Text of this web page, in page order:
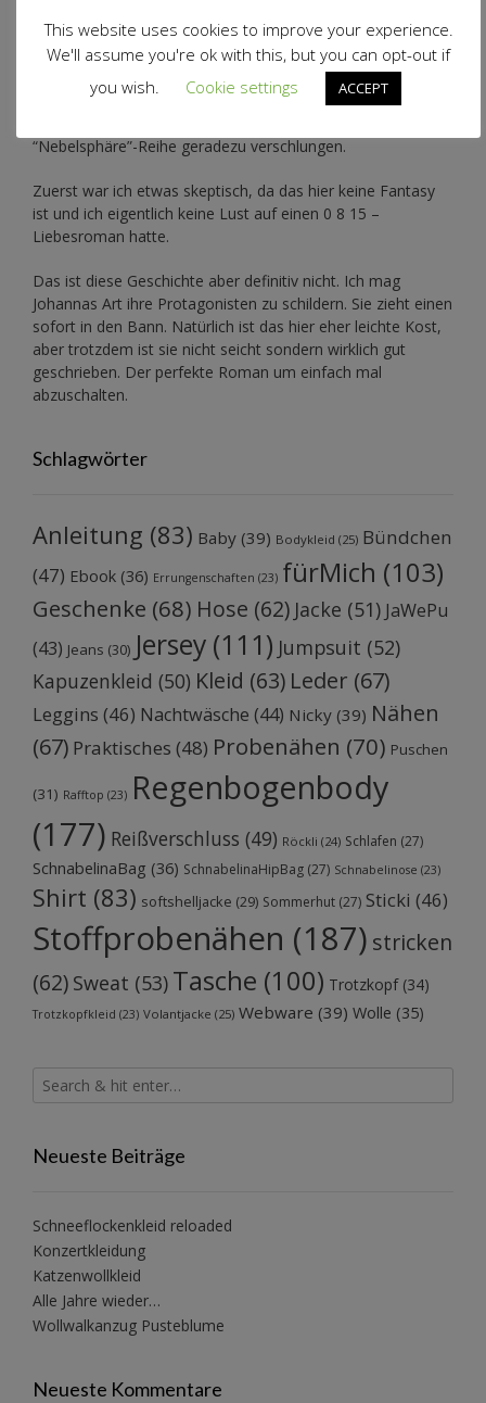
Genre: Liebesroman
“Nebelsphäre”-Reihe geradezu verschlungen.
Zuerst war ich etwas skeptisch, da das hier keine Fantasy
ist und ich eigentlich keine Lust auf einen 0 8 15 –
Liebesroman hatte.
Das ist diese Geschichte aber definitiv nicht. Ich mag
Johannas Art ihre Protagonisten zu schildern. Sie zieht einen
sofort in den Bann. Natürlich ist das hier eher leichte Kost,
aber trotzdem ist sie nicht seicht sondern wirklich gut
geschrieben. Der perfekte Roman um einfach mal
abzuschalten.
Schlagwörter
Anleitung (83) Baby (39) Bodykleid (25) Bündchen
(47) Ebook (36) Errungenschaften (23) fürMich (103)
Geschenke (68) Hose (62) Jacke (51) JaWePu
(43) Jeans (30) Jersey (111) Jumpsuit (52)
Kapuzenkleid (50) Kleid (63) Leder (67)
Leggins (46) Nachtwäsche (44) Nicky (39) Nähen
(67) Praktisches (48) Probenähen (70) Puschen
(31) Rafftop (23) Regenbogenbody
(177) Reißverschluss (49) Röckli (24) Schlafen (27)
SchnabelinaBag (36) SchnabelinaHipBag (27) Schnabelinose (23)
Shirt (83) softshelljacke (29) Sommerhut (27) Sticki (46)
Stoffprobenähen (187) stricken
(62) Sweat (53) Tasche (100) Trotzkopf(34)
Trotzkopfkleid (23) Volantjacke (25) Webware (39) Wolle (35)
Neueste Beiträge
Schneeflockenkleid reloaded
Konzertkleidung
Katzenwollkleid
Alle Jahre wieder…
Wollwalkanzug Pusteblume
Neueste Kommentare
This website uses cookies to improve your experience.
We'll assume you're ok with this, but you can opt-out if
you wish.
Cookie settings ACCEPT